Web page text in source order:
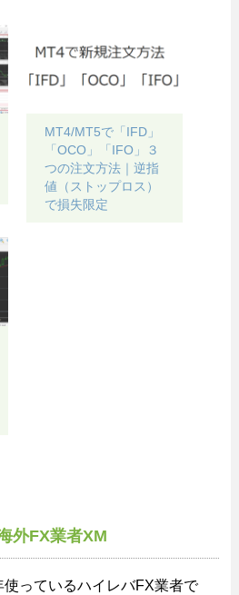
MT4/MT5で「IFD」
「OCO」「IFO」３
つの注文方法｜逆指
値（ストップロス）
で損失限定
外FX業者XM
っているハイレバFX業者で